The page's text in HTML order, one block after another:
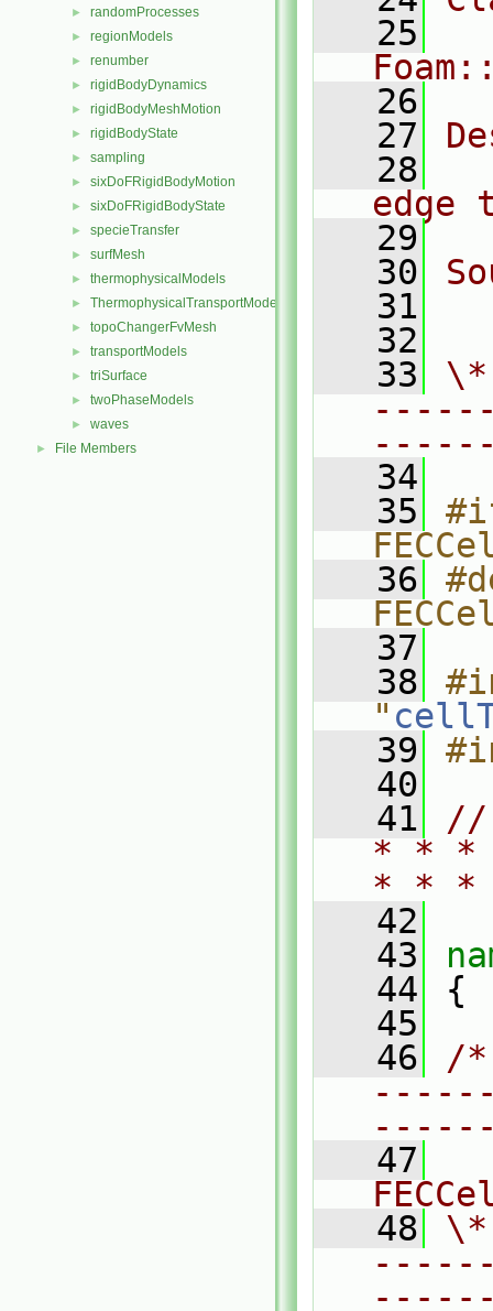
► randomProcesses
► regionModels
► renumber
► rigidBodyDynamics
► rigidBodyMeshMotion
► rigidBodyState
► sampling
► sixDoFRigidBodyMotion
► sixDoFRigidBodyState
► specieTransfer
► surfMesh
► thermophysicalModels
► ThermophysicalTransportModels
► topoChangerFvMesh
► transportModels
► triSurface
► twoPhaseModels
► waves
► File Members
   25
   26
   27
   28
edge
   29
   30
   31
   32
   33
   34
   35
   36
   37
   38
"
   39
   40
   41
//
* * *
* *
   42
   43
   44
{
   45
   46
/
   47
   48